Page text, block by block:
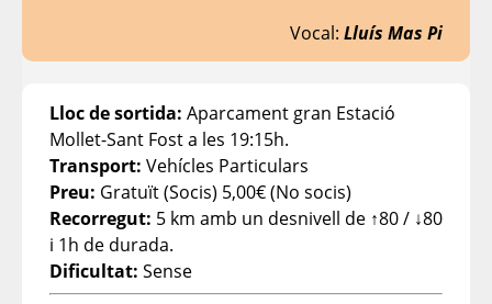
Vocal: Lluís Mas Pi
Lloc de sortida: Aparcament gran Estació
Mollet-Sant Fost a les 19:15h.
Transport: Vehícles Particulars
Preu: Gratuït (Socis) 5,00€ (No socis)
Recorregut: 5 km amb un desnivell de ↑80 / ↓80
i 1h de durada.
Dificultat: Sense